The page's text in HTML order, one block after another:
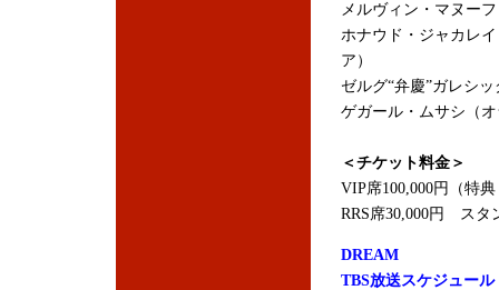
メルヴィン・マヌー
ホナウド・ジャカレ
ア）
ゼルグ“弁慶”ガレシ
ゲガール・ムサシ（
＜チケット料金＞
VIP席100,000円（特
RRS席30,000円 スタ
DREAM
TBS放送スケジュール